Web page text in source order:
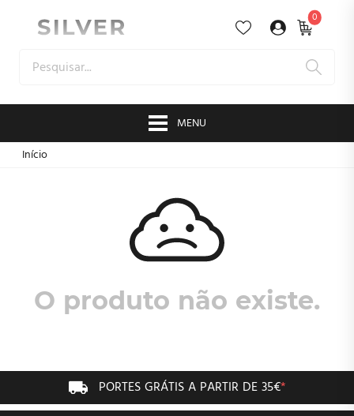
0
MENU
Início
O produto não existe.
PORTES GRÁTIS A PARTIR DE 35€*